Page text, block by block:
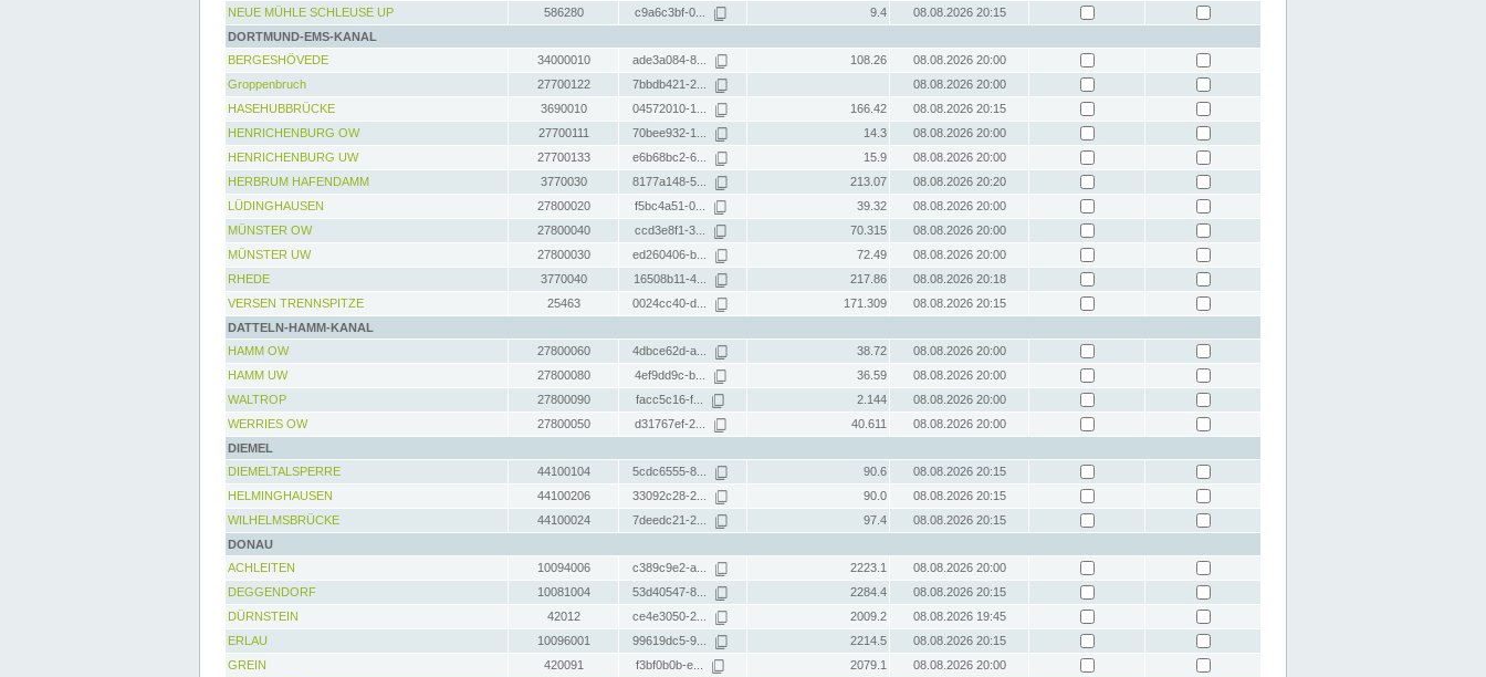
NEUE MÜHLE SCHLEUSE UP
586280 c9a6c3bf-0... 9.4
08.08.2026 20:15
DORTMUND-EMS-KANAL
BERGESHÖVEDE
34000010 ade3a084-8... 108.26
08.08.2026 20:00
Groppenbruch
27700122 7bbdb421-2...
08.08.2026 20:00
HASEHUBBRÜCKE
3690010 04572010-1... 166.42
08.08.2026 20:15
HENRICHENBURG OW
27700111 70bee932-1... 14.3
08.08.2026 20:00
HENRICHENBURG UW
27700133 e6b68bc2-6... 15.9
08.08.2026 20:00
HERBRUM HAFENDAMM
3770030 8177a148-5... 213.07
08.08.2026 20:20
LÜDINGHAUSEN
27800020 f5bc4a51-0... 39.32
08.08.2026 20:00
MÜNSTER OW
27800040 ccd3e8f1-3... 70.315
08.08.2026 20:00
MÜNSTER UW
27800030 ed260406-b... 72.49
08.08.2026 20:00
RHEDE
3770040 16508b11-4... 217.86
08.08.2026 20:18
VERSEN TRENNSPITZE
25463 0024cc40-d... 171.309
08.08.2026 20:15
DATTELN-HAMM-KANAL
HAMM OW
27800060 4dbce62d-a... 38.72
08.08.2026 20:00
HAMM UW
27800080 4ef9dd9c-b... 36.59
08.08.2026 20:00
WALTROP
27800090 facc5c16-f... 2.144
08.08.2026 20:00
WERRIES OW
27800050 d31767ef-2... 40.611
08.08.2026 20:00
DIEMEL
DIEMELTALSPERRE
44100104 5cdc6555-8... 90.6
08.08.2026 20:15
HELMINGHAUSEN
44100206 33092c28-2... 90.0
08.08.2026 20:15
WILHELMSBRÜCKE
44100024 7deedc21-2... 97.4
08.08.2026 20:15
DONAU
ACHLEITEN
10094006 c389c9e2-a... 2223.1
08.08.2026 20:00
DEGGENDORF
10081004 53d40547-8... 2284.4
08.08.2026 20:15
DÜRNSTEIN
42012 ce4e3050-2... 2009.2
08.08.2026 19:45
ERLAU
10096001 99619dc5-9... 2214.5
08.08.2026 20:15
GREIN
420091 f3bf0b0b-e... 2079.1
08.08.2026 20:00